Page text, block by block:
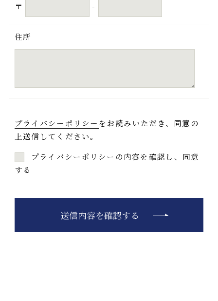
〒 -
住所
プライバシーポリシー をお読みいただき、同意の
上送信してください。
プライバシーポリシーの内容を確認し、同意
する
送信内容を確認する